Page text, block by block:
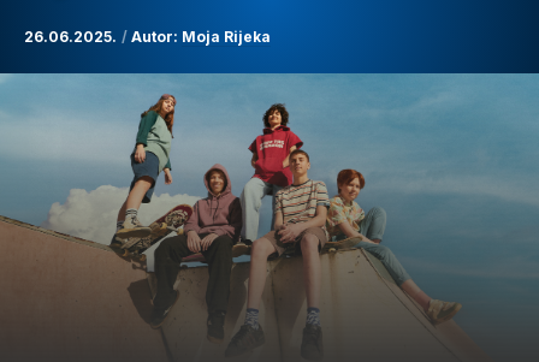
26.06.2025. Autor: Moja Rijeka